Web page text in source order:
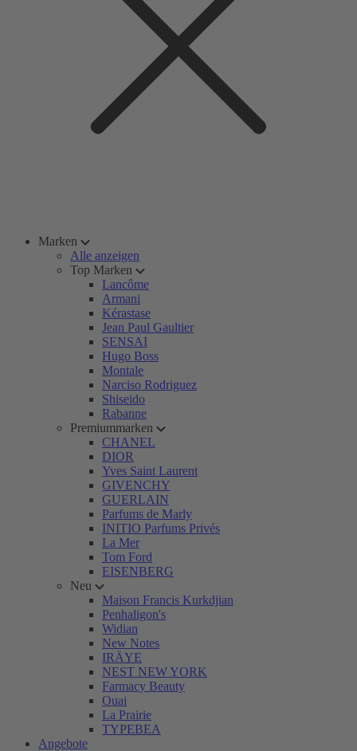
Marken
Alle anzeigen
Top Marken
Lancôme
Armani
Kérastase
Jean Paul Gaultier
SENSAI
Hugo Boss
Montale
Narciso Rodriguez
Shiseido
Rabanne
Premiummarken
CHANEL
DIOR
Yves Saint Laurent
GIVENCHY
GUERLAIN
Parfums de Marly
INITIO Parfums Privés
La Mer
Tom Ford
EISENBERG
Neu
Maison Francis Kurkdjian
Penhaligon's
Widian
New Notes
IRÄYE
NEST NEW YORK
Farmacy Beauty
Ouai
La Prairie
TYPEBEA
Angebote